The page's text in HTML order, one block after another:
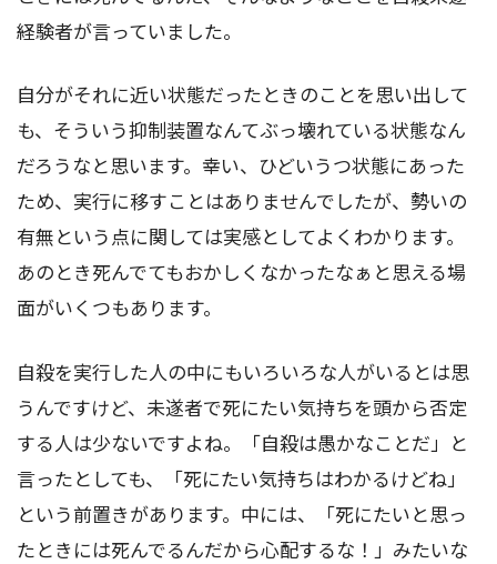
経験者が言っていました。
自分がそれに近い状態だったときのことを思い出して
も、そういう抑制装置なんてぶっ壊れている状態なん
だろうなと思います。幸い、ひどいうつ状態にあった
ため、実行に移すことはありませんでしたが、勢いの
有無という点に関しては実感としてよくわかります。
あのとき死んでてもおかしくなかったなぁと思える場
面がいくつもあります。
自殺を実行した人の中にもいろいろな人がいるとは思
うんですけど、未遂者で死にたい気持ちを頭から否定
する人は少ないですよね。「自殺は愚かなことだ」と
言ったとしても、「死にたい気持ちはわかるけどね」
という前置きがあります。中には、「死にたいと思っ
たときには死んでるんだから心配するな！」みたいな